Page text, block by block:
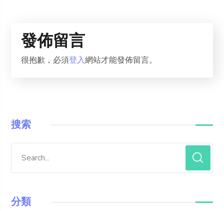
發佈留言
很抱歉，必須登入網站才能發佈留言。
搜索
分類